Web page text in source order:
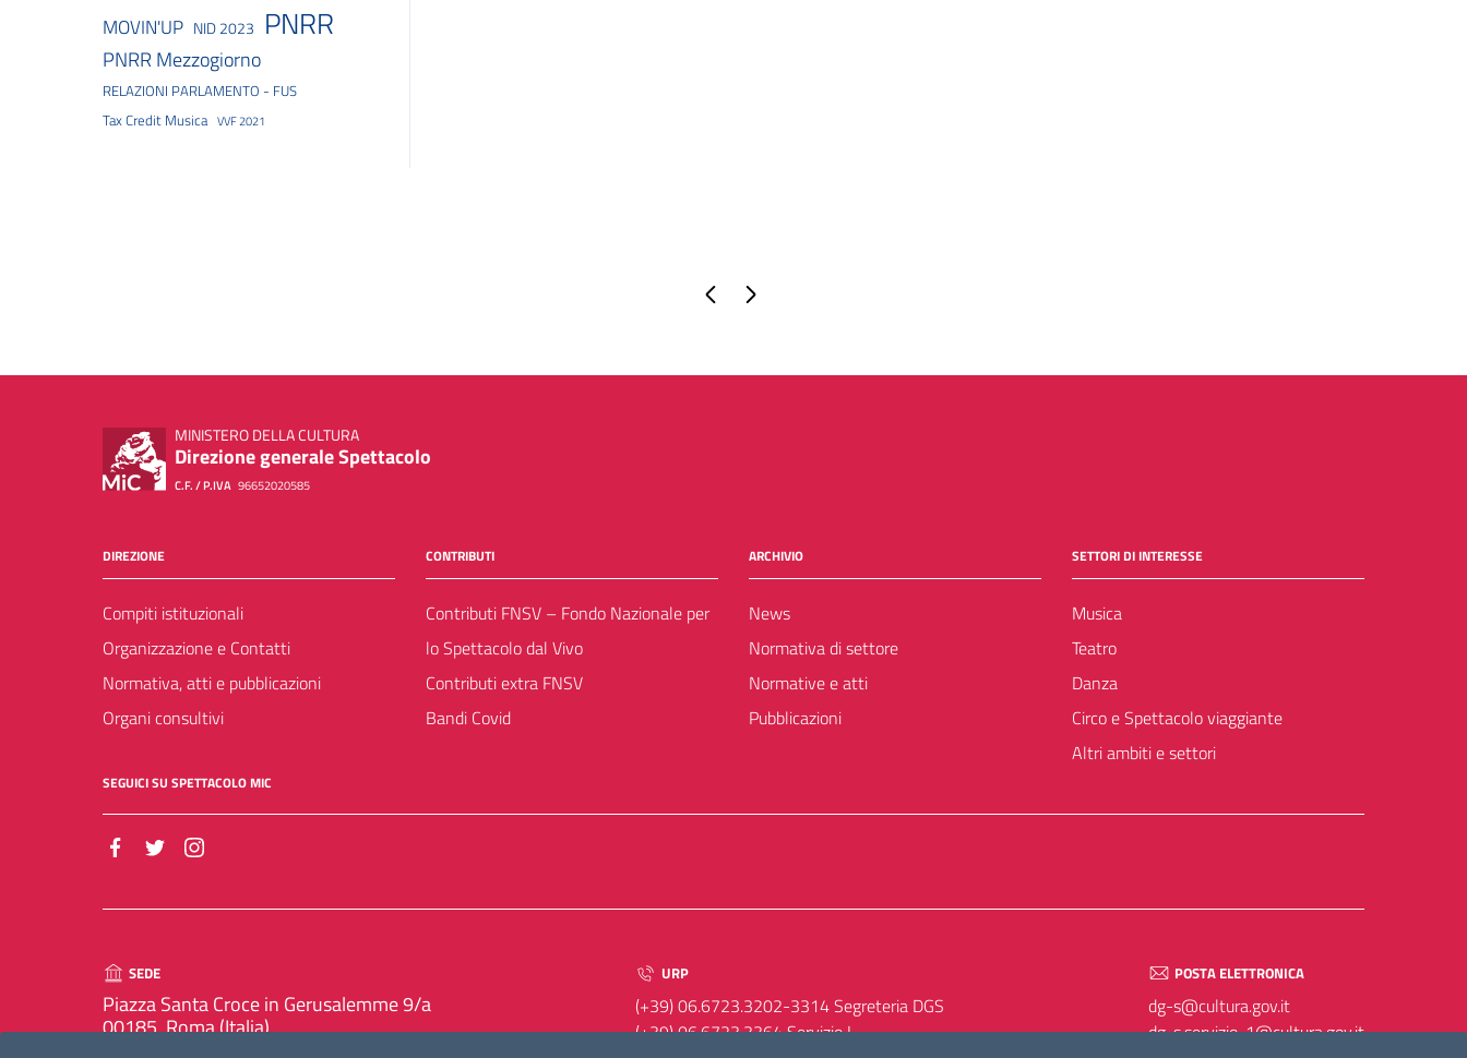
MOVIN'UP NID 2023 PNRR
PNRR Mezzogiorno
RELAZIONI PARLAMENTO - FUS
Tax Credit Musica VVF 2021
Pagina precedente
MINISTERO DELLA CULTURA
Direzione generale Spettacolo
C.F. / P.IVA 96652020585
DIREZIONE
Compiti istituzionali
Organizzazione e Contatti
Normativa, atti e pubblicazioni
Organi consultivi
CONTRIBUTI
Contributi FNSV – Fondo Nazionale per
lo Spettacolo dal Vivo
Contributi extra FNSV
Bandi Covid
ARCHIVIO
News
Normativa di settore
Normative e atti
Pubblicazioni
SETTORI DI INTERESSE
Musica
Teatro
Danza
Circo e Spettacolo viaggiante
Altri ambiti e settori
SEGUICI SU SPETTACOLO MIC
SEDE
Piazza Santa Croce in Gerusalemme 9/a
00185, Roma (Italia)
URP
(+39) 06.6723.3202-3314 Segreteria DGS
(+39) 06.6723.3364 Servizio I
POSTA ELETTRONICA
dg-s@cultura.gov.it
dg-s.servizio-1@cultura.gov.it